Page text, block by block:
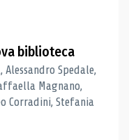
biblioteca
Spedale,
Magnano,
Corradini, Stefania